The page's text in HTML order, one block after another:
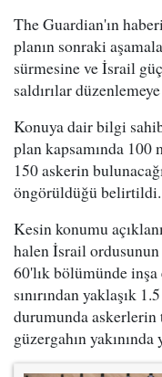
The Guardian'ın
planın sonraki
sürmesine ve İsrail
saldırılar
Konuya dair bilgi
plan kapsamında 100
150 askerin
öngörüldüğü belirtildi.
Kesin konumu
halen İsrail
60'lık bölümünde
sınırından yaklaşık
durumunda
güzergahın